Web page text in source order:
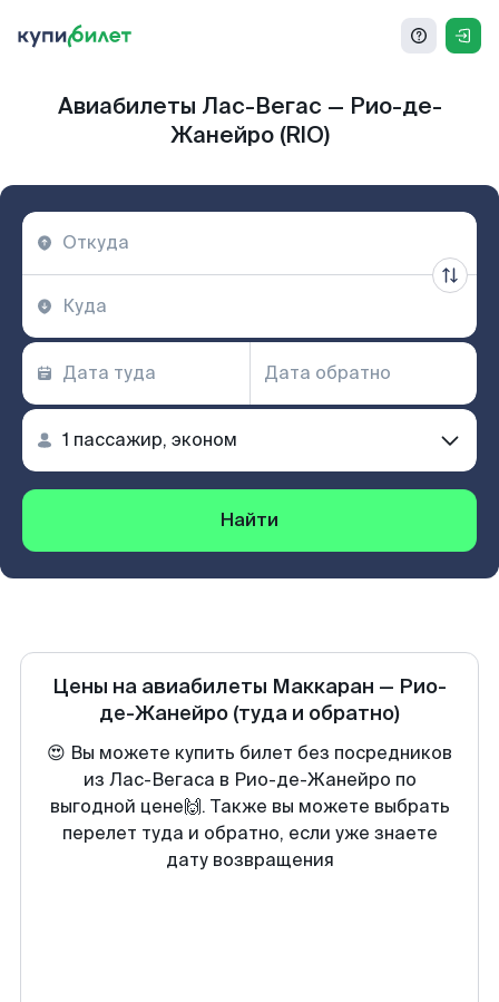
Авиабилеты Лас-Вегас — Рио-де-
Жанейро (RIO)
Найти
Цены на авиабилеты Маккаран — Рио-
де-Жанейро (туда и обратно)
😍 Вы можете купить билет без посредников
из Лас-Вегаса в Рио-де-Жанейро по
выгодной цене🙌. Также вы можете выбрать
перелет туда и обратно, если уже знаете
дату возвращения